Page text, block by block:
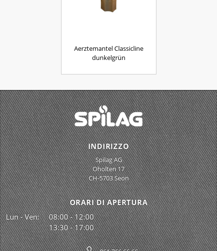
Aerztemantel Classicline
dunkelgrün
INDIRIZZO
Spilag AG
Oholten 17
CH-5703 Seon
ORARI DI APERTURA
Lun - Ven:
08:00 - 12:00
13:30 - 17:00